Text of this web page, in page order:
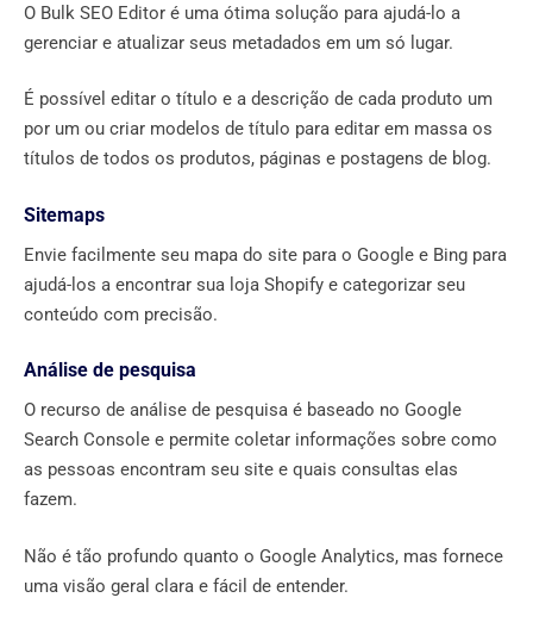
O Bulk SEO Editor é uma ótima solução para ajudá-lo a
gerenciar e atualizar seus metadados em um só lugar.
É possível editar o título e a descrição de cada produto um
por um ou criar modelos de título para editar em massa os
títulos de todos os produtos, páginas e postagens de blog.
Sitemaps
Envie facilmente seu mapa do site para o Google e Bing para
ajudá-los a encontrar sua loja Shopify e categorizar seu
conteúdo com precisão.
Análise de pesquisa
O recurso de análise de pesquisa é baseado no Google
Search Console e permite coletar informações sobre como
as pessoas encontram seu site e quais consultas elas
fazem.
Não é tão profundo quanto o Google Analytics, mas fornece
uma visão geral clara e fácil de entender.